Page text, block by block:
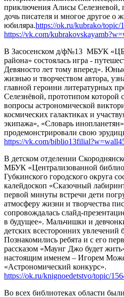
приключения Алисы Селезневой,
дочь писателя и многое другое о
юбиляра.https://ok.ru/kubrako/topic/
https://vk.com/
В Засосенском д/ф№13 МБУК
района» состоялась игра -
Девяносто лет тому вперед».
жизнью и творчеством автора,
главной героини литературных
Селезнёвой, прототипом которой
вопросы астрономической
космических галактиках и
экипажа», «Словарь
продемонстрировали свою
https://vk.com/
В детском отделении
МБУК «Централизованной
Губкинского городского округа
калейдоскоп «Сказочный
первой минуты встречи дети
атмосферу жизни и творчества
сопровождалась слайд-
в будущее». Мальчишки и
детских всесторонних увлечений
Познакомились ребята и с его
рассказом «Маунг Джо будет
настоящим именем – Игорем
«Астрономический конкурс».
https://ok.ru/knignoedetstvo/topic/
Во всех библиотеках области